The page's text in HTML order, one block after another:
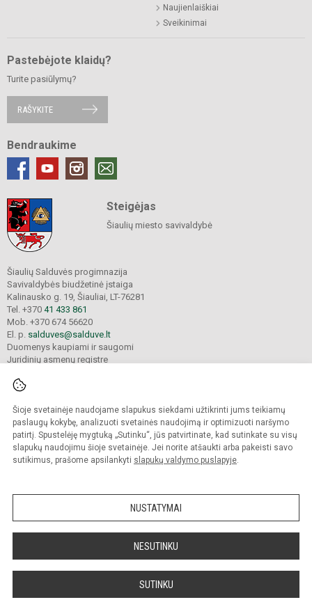
Šioje svetainėje naudojame slapukus siekdami užtikrinti jums teikiamų
paslaugų kokybę, analizuoti svetainės naudojimą ir optimizuoti naršymo
patirtį. Spustelėję mygtuką „Sutinku“, jūs patvirtinate, kad sutinkate su visų
slapukų naudojimu šioje svetainėje. Jei norite atšaukti arba pakeisti savo
sutikimus, prašome apsilankyti slapukų valdymo puslapyje.
NUSTATYMAI
NESUTINKU
SUTINKU
Naujienlaiškiai
Sveikinimai
Pastebėjote klaidų?
Turite pasiūlymų?
RAŠYKITE
Bendraukime
Steigėjas
Šiaulių miesto savivaldybė
Šiaulių Salduvės progimnazija
Savivaldybės biudžetinė įstaiga
Kalinausko g. 19, Šiauliai, LT-76281
Tel. +370 41 433 861
Mob. +370 674 56620
El. p. salduves@salduve.lt
Duomenys kaupiami ir saugomi
Juridinių asmenų registre
© 2026. Šiaulių Salduvės progimnazija. Visos teisės saugomos.
Kopijuoti turinį be raštiško įstaigos administracijos sutikimo griežtai draudžiama.